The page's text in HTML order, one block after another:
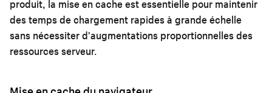
produit, la mise en cache est essentielle pour maintenir
des temps de chargement rapides à grande échelle
sans nécessiter d'augmentations proportionnelles des
ressources serveur.